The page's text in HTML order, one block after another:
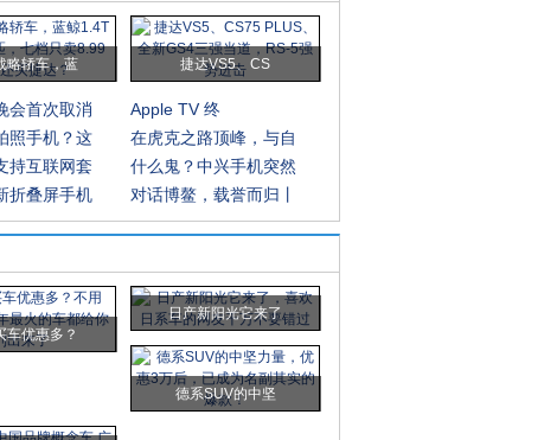
略轿车，蓝 捷达VS5、CS
会首次取消
Apple TV 终
照手机？这
在虎克之路顶峰，与自
持互联网套
什么鬼？中兴手机突然
折叠屏手机
对话博鳌，载誉而归丨
车优惠多？
日产新阳光它来了
德系SUV的中坚